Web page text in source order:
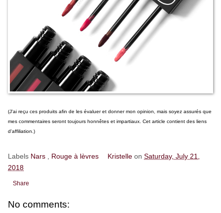
(J'ai reçu ces produits afin de les évaluer et donner mon opinion, mais soyez assurés que
mes commentaires seront toujours honnêtes et impartiaux. Cet article contient des liens
d'affiliation.)
Labels Nars Rouge à lèvres Kristelle onSaturday, July 21,
2018
Share
No comments: